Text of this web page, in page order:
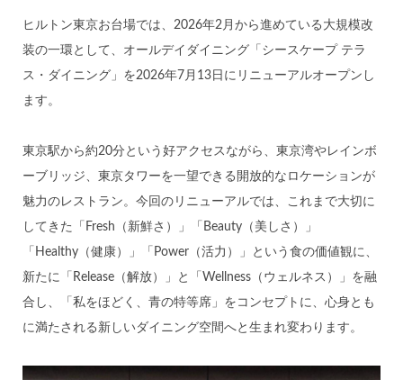
ヒルトン東京お台場では、2026年2月から進めている大規模改
装の一環として、オールデイダイニング「シースケープ テラ
ス・ダイニング」を2026年7月13日にリニューアルオープンし
ます。
東京駅から約20分という好アクセスながら、東京湾やレインボ
ーブリッジ、東京タワーを一望できる開放的なロケーションが
魅力のレストラン。今回のリニューアルでは、これまで大切に
してきた「Fresh（新鮮さ）」「Beauty（美しさ）」
「Healthy（健康）」「Power（活力）」という食の価値観に、
新たに「Release（解放）」と「Wellness（ウェルネス）」を融
合し、「私をほどく、青の特等席」をコンセプトに、心身とも
に満たされる新しいダイニング空間へと生まれ変わります。